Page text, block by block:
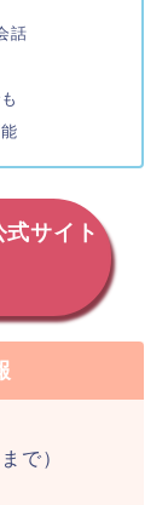
話
サイト
で）